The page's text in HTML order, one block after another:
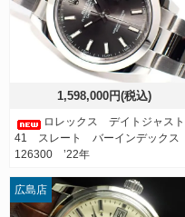
1,598,000円(税込)
ロレックス デイトジャスト
41 スレート バーインデックス
126300 ’22年
広島店